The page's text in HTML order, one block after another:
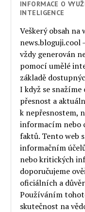
INFORMACE O
INTELIGENCE
Veškerý obsah na
news.bloguji.cool
vždy generován
pomocí umělé
základě
I když se
přesnost a
k nepřesnostem,
informacím nebo
faktů. Tento web
informačním
nebo kritických
doporučujeme
oficiálních a
Používáním
skutečnost na